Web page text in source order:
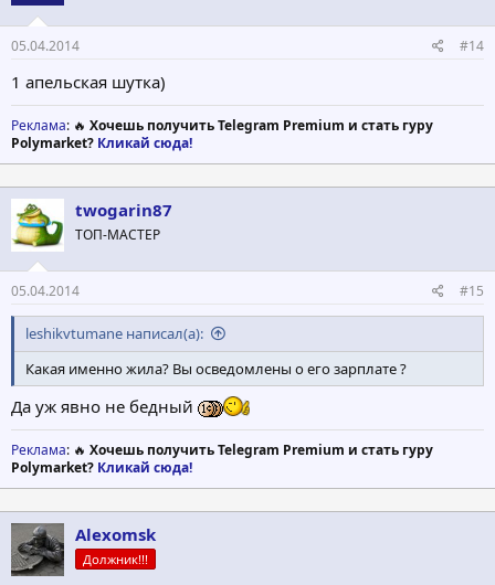
05.04.2014 #14
1 апельская шутка)
Реклама: 🔥 Хочешь получить Telegram Premium и стать гуру
Polymarket? Кликай сюда!
twogarin87
ТОП-МАСТЕР
05.04.2014 #15
leshikvtumane написал(а):
Какая именно жила? Вы осведомлены о его зарплате ?
Да уж явно не бедный
Реклама: 🔥 Хочешь получить Telegram Premium и стать гуру
Polymarket? Кликай сюда!
Alexomsk
Должник!!!